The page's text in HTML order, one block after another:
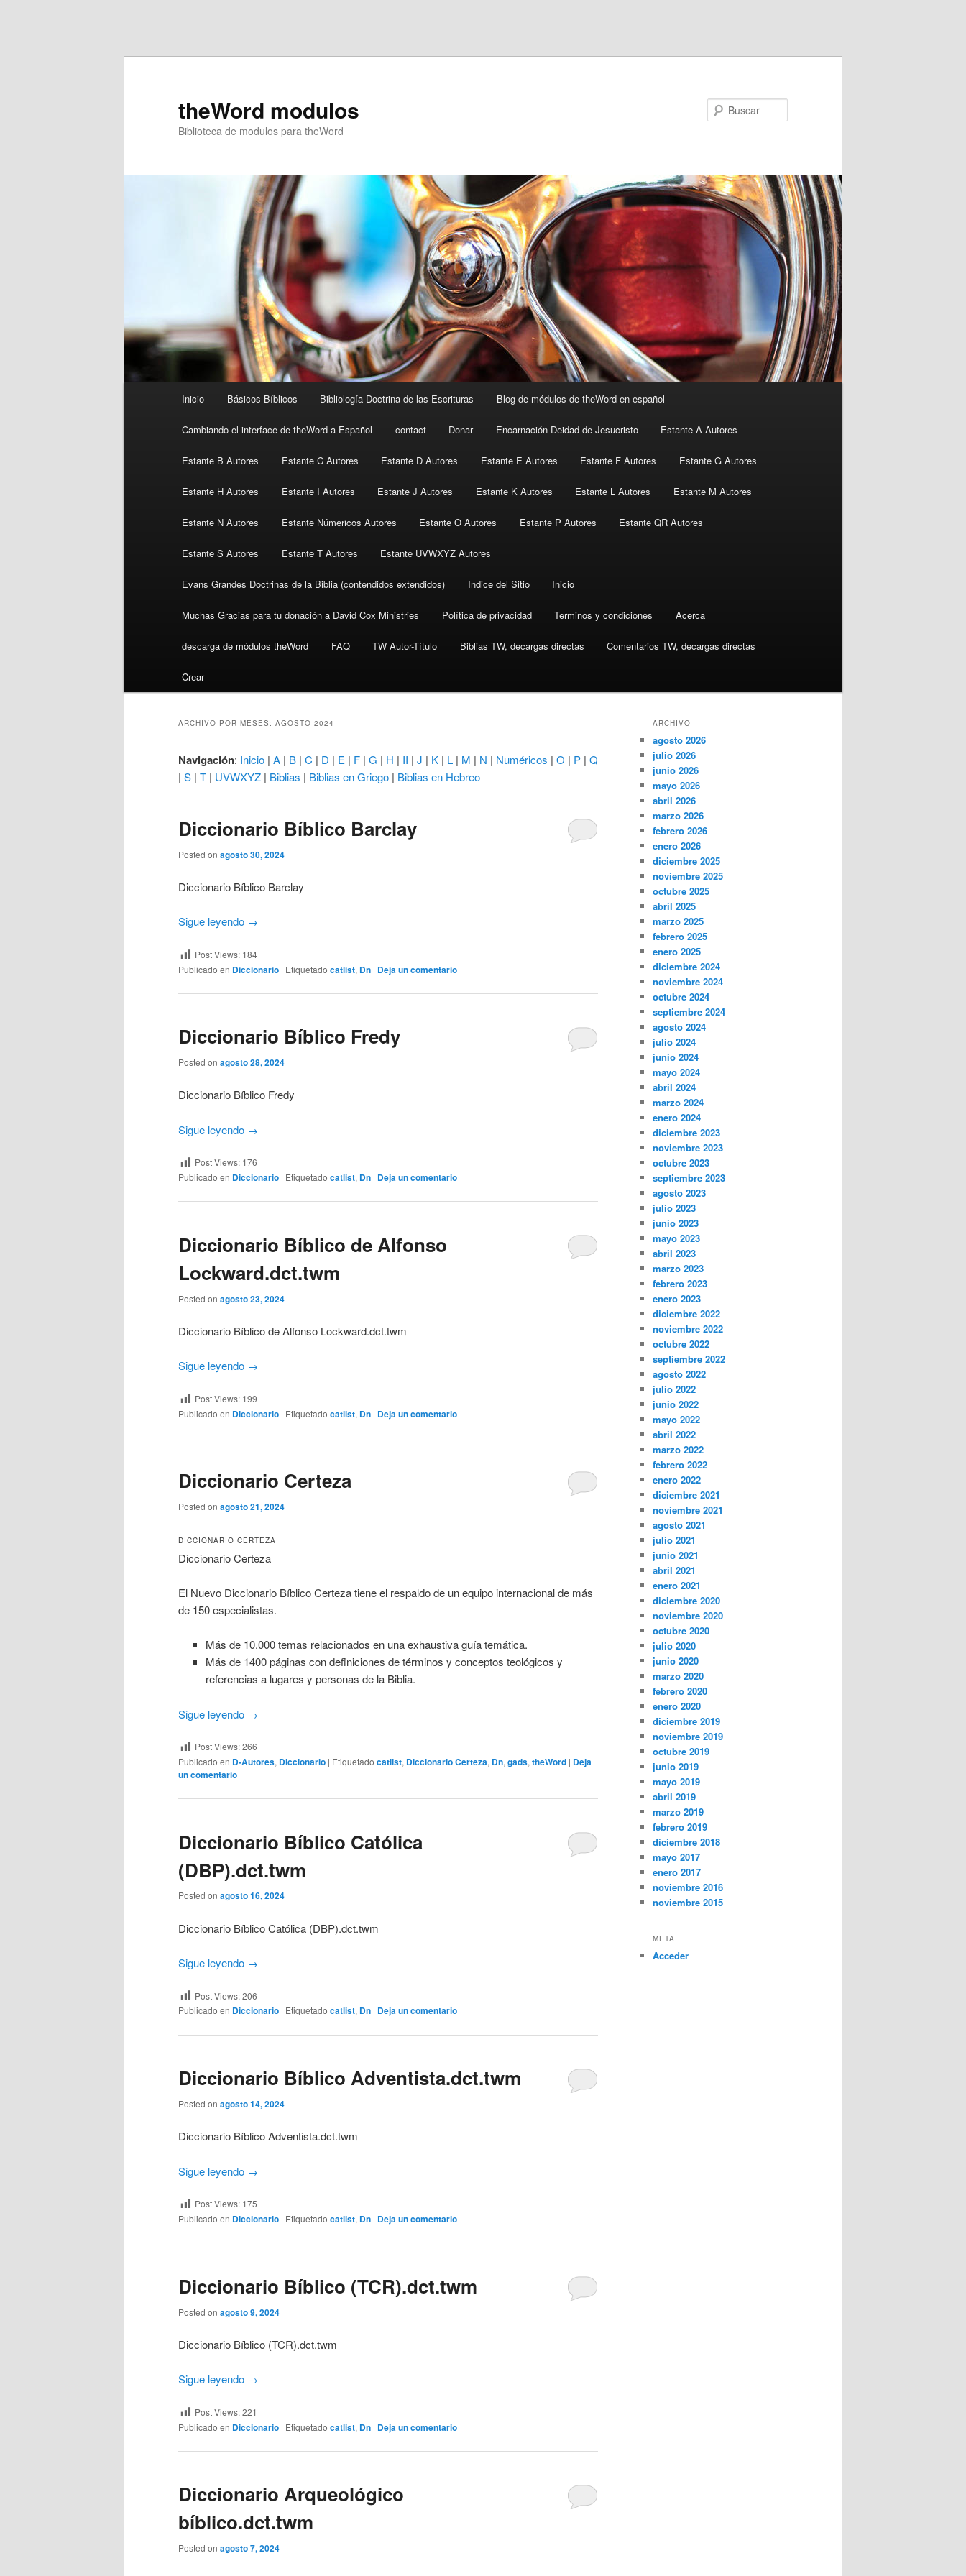
theWord modulos
Biblioteca de modulos para theWord
Inicio Básicos Bíblicos Bibliología Doctrina de las Escrituras Blog de módulos de theWord en español
Cambiando el interface de theWord a Español contact Donar Encarnación Deidad de Jesucristo Estante A Autores
Estante B Autores Estante C Autores Estante D Autores Estante E Autores Estante F Autores Estante G Autores
Estante H Autores Estante I Autores Estante J Autores Estante K Autores Estante L Autores Estante M Autores
Estante N Autores Estante Númericos Autores Estante O Autores Estante P Autores Estante QR Autores
Estante S Autores Estante T Autores Estante UVWXYZ Autores
Evans Grandes Doctrinas de la Biblia (contendidos extendidos) Indice del Sitio Inicio
Muchas Gracias para tu donación a David Cox Ministries Política de privacidad Terminos y condiciones Acerca
descarga de módulos theWord FAQ TW Autor-Título Biblias TW, decargas directas Comentarios TW, decargas directas
Crear
ARCHIVO POR MESES: AGOSTO 2024
Navigación: Inicio | A | B | C | D | E | F | G | H | II | J | K | L | M | N | Numéricos | O | P | Q
| S | T | UVWXYZ | Biblias | Biblias en Griego | Biblias en Hebreo
Diccionario Bíblico Barclay
Posted on agosto 30, 2024
Diccionario Bíblico Barclay
Sigue leyendo →
Post Views: 184
Publicado en Diccionario | Etiquetado catlist, Dn | Deja un comentario
Diccionario Bíblico Fredy
Posted on agosto 28, 2024
Diccionario Bíblico Fredy
Sigue leyendo →
Post Views: 176
Publicado en Diccionario | Etiquetado catlist, Dn | Deja un comentario
Diccionario Bíblico de Alfonso
Lockward.dct.twm
Posted on agosto 23, 2024
Diccionario Bíblico de Alfonso Lockward.dct.twm
Sigue leyendo →
Post Views: 199
Publicado en Diccionario | Etiquetado catlist, Dn | Deja un comentario
Diccionario Certeza
Posted on agosto 21, 2024
DICCIONARIO CERTEZA
Diccionario Certeza
El Nuevo Diccionario Bíblico Certeza tiene el respaldo de un equipo internacional de más
de 150 especialistas.
Más de 10.000 temas relacionados en una exhaustiva guía temática.
Más de 1400 páginas con definiciones de términos y conceptos teológicos y
referencias a lugares y personas de la Biblia.
Sigue leyendo →
Post Views:266
Publicado en D-Autores, Diccionario | Etiquetado catlist, Diccionario Certeza, Dn, gads, theWord | Deja
un comentario
Diccionario Bíblico Católica
(DBP).dct.twm
Posted on agosto 16, 2024
Diccionario Bíblico Católica (DBP).dct.twm
Sigue leyendo →
Post Views:206
Publicado en Diccionario | Etiquetado catlist, Dn | Deja un comentario
Diccionario Bíblico Adventista.dct.twm
Posted on agosto 14, 2024
Diccionario Bíblico Adventista.dct.twm
Sigue leyendo →
Post Views: 175
Publicado en Diccionario | Etiquetado catlist, Dn | Deja un comentario
Diccionario Bíblico (TCR).dct.twm
Posted on agosto 9, 2024
Diccionario Bíblico (TCR).dct.twm
Sigue leyendo →
Post Views:221
Publicado en Diccionario | Etiquetado catlist, Dn | Deja un comentario
Diccionario Arqueológico
bíblico.dct.twm
Posted on agosto 7, 2024
ARCHIVO
agosto 2026
julio 2026
junio 2026
mayo 2026
abril 2026
marzo 2026
febrero 2026
enero 2026
diciembre 2025
noviembre 2025
octubre 2025
abril 2025
marzo 2025
febrero 2025
enero 2025
diciembre 2024
noviembre 2024
octubre 2024
septiembre 2024
agosto 2024
julio 2024
junio 2024
mayo 2024
abril 2024
marzo 2024
enero 2024
diciembre 2023
noviembre 2023
octubre 2023
septiembre 2023
agosto 2023
julio 2023
junio 2023
mayo 2023
abril 2023
marzo 2023
febrero 2023
enero 2023
diciembre 2022
noviembre 2022
octubre 2022
septiembre 2022
agosto 2022
julio 2022
junio 2022
mayo 2022
abril 2022
marzo 2022
febrero 2022
enero 2022
diciembre 2021
noviembre 2021
agosto 2021
julio 2021
junio 2021
abril 2021
enero 2021
diciembre 2020
noviembre 2020
octubre 2020
julio 2020
junio 2020
marzo 2020
febrero 2020
enero 2020
diciembre 2019
noviembre 2019
octubre 2019
junio 2019
mayo 2019
abril 2019
marzo 2019
febrero 2019
diciembre 2018
mayo 2017
enero 2017
noviembre 2016
noviembre 2015
META
Acceder